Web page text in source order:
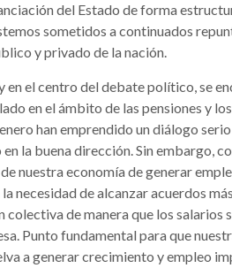
del Estado de forma
sometidos a continuados
y privado de la nación.
en el centro del debate político, se
en el ámbito de las pensiones y
han emprendido un diálogo
en la buena dirección. Sin embargo,
nuestra economía de generar
necesidad de alcanzar acuerdos
de manera que los salarios
Punto fundamental para que
a generar crecimiento y empleo